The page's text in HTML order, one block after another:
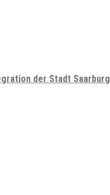
der Stadt Saarburg